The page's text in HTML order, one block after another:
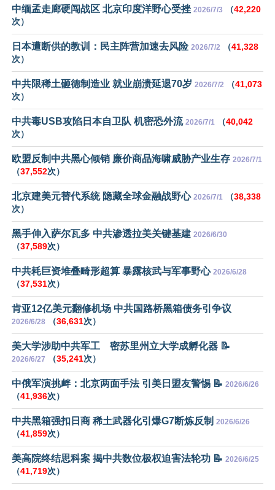
中缅孟走廊硬闯战区 北京印度洋野心受挫 2026/7/3 （42,220
次）
日本遭断供的教训：民主阵营加速去风险 2026/7/2 （41,328
次）
中共限稀土砸德制造业 就业崩溃延退70岁 2026/7/2 （41,073
次）
中共毒USB攻陷日本自卫队 机密恐外流 2026/7/1 （40,042
次）
欧盟反制中共黑心倾销 廉价商品海啸威胁产业生存 2026/7/1
（37,552次）
北京建美元替代系统 隐藏全球金融战野心 2026/7/1 （38,338
次）
黑手伸入萨尔瓦多 中共渗透拉美关键基建 2026/6/30
（37,589次）
中共耗巨资堆叠畸形超算 暴露核武与军事野心 2026/6/28
（37,531次）
肯亚12亿美元翻修机场 中共国路桥黑箱债务引争议
2026/6/28 （36,631次）
美大学涉助中共军工 密苏里州立大学成孵化器 📝
2026/6/27 （35,241次）
中俄军演挑衅：北京两面手法 引美日盟友警惕 📝 2026/6/26
（41,936次）
中共黑箱强扣日商 稀土武器化引爆G7断炼反制 2026/6/26
（41,859次）
美高院终结思科案 揭中共数位极权迫害法轮功 📝 2026/6/25
（41,719次）